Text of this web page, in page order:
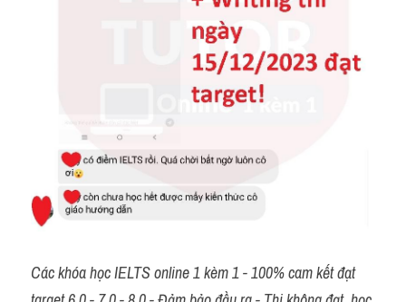
Các khóa học IELTS online 1 kèm 1 - 100% cam kết đạt